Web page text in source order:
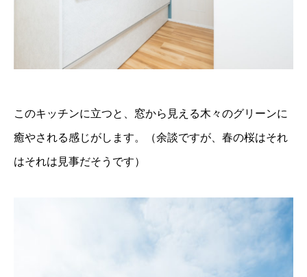
このキッチンに立つと、窓から見える木々のグリーンに
癒やされる感じがします。（余談ですが、春の桜はそれ
はそれは見事だそうです）